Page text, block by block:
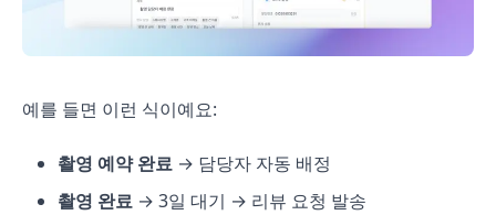
예를 들면 이런 식이예요:
촬영 예약 완료 → 담당자 자동 배정
촬영 완료 → 3일 대기 → 리뷰 요청 발송